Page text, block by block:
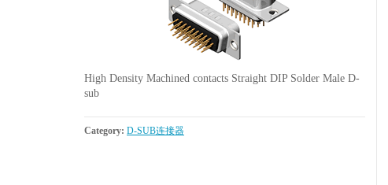
High Density Machined contacts Straight DIP Solder Male D-
sub
Category: D-SUB连接器